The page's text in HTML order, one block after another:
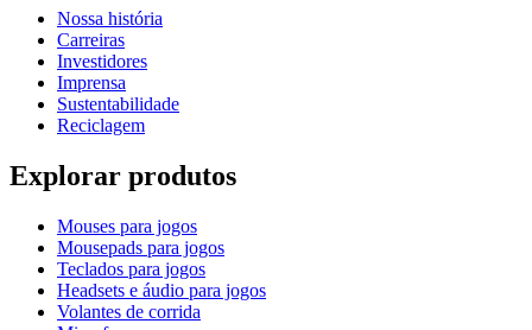
Nossa história
Carreiras
Investidores
Imprensa
Sustentabilidade
Reciclagem
Explorar produtos
Mouses para jogos
Mousepads para jogos
Teclados para jogos
Headsets e áudio para jogos
Volantes de corrida